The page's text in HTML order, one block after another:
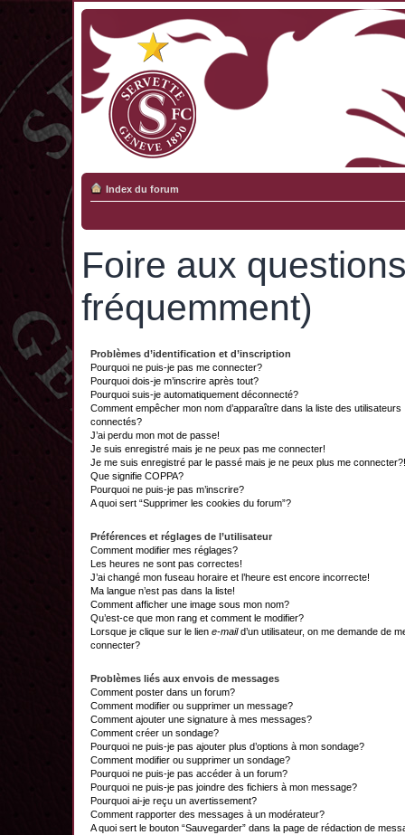
Index du forum
Foire aux
fréquemment)
Problèmes d’identification et d’inscription
Pourquoi ne puis-je pas me connecter?
Pourquoi dois-je m’inscrire après tout?
Pourquoi suis-je automatiquement déconnecté?
Comment empêcher mon nom d’apparaître dans la liste des utilisateurs
connectés?
J’ai perdu mon mot de passe!
Je suis enregistré mais je ne peux pas me connecter!
Je me suis enregistré par le passé mais je ne peux plus me connecter?!
Que signifie COPPA?
Pourquoi ne puis-je pas m’inscrire?
A quoi sert “Supprimer les cookies du forum”?
Préférences et réglages de l’utilisateur
Comment modifier mes réglages?
Les heures ne sont pas correctes!
J’ai changé mon fuseau horaire et l’heure est encore incorrecte!
Ma langue n’est pas dans la liste!
Comment afficher une image sous mon nom?
Qu’est-ce que mon rang et comment le modifier?
Lorsque je clique sur le lien e-maild’un utilisateur, on me demande de
connecter?
Problèmes liés aux envois de messages
Comment poster dans un forum?
Comment modifier ou supprimer un message?
Comment ajouter une signature à mes messages?
Comment créer un sondage?
Pourquoi ne puis-je pas ajouter plus d’options à mon sondage?
Comment modifier ou supprimer un sondage?
Pourquoi ne puis-je pas accéder à un forum?
Pourquoi ne puis-je pas joindre des fichiers à mon message?
Pourquoi ai-je reçu un avertissement?
Comment rapporter des messages à un modérateur?
A quoi sert le bouton “Sauvegarder” dans la page de rédaction de